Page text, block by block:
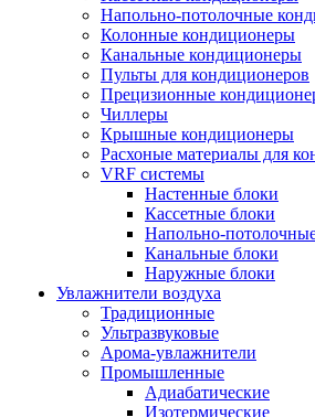
Напольно-потолочные
Колонные кондиционеры
Канальные кондиционеры
Пульты для кондиционеров
Прецизионные
Чиллеры
Крышные кондиционеры
Расхоные материалы для
VRF системы
Настенные блоки
Кассетные блоки
Напольно-
Канальные блоки
Наружные блоки
Увлажнители воздуха
Традиционные
Ультразвуковые
Арома-увлажнители
Промышленныe
Адиабатические
Изотермические